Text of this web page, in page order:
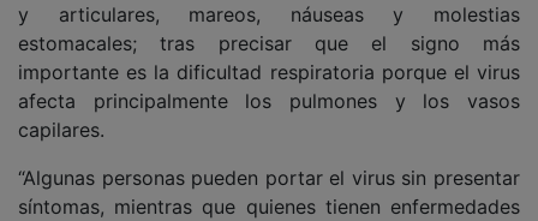
y articulares, mareos, náuseas y molestias
estomacales; tras precisar que el signo más
importante es la dificultad respiratoria porque el virus
afecta principalmente los pulmones y los vasos
capilares.
“Algunas personas pueden portar el virus sin presentar
síntomas, mientras que quienes tienen enfermedades